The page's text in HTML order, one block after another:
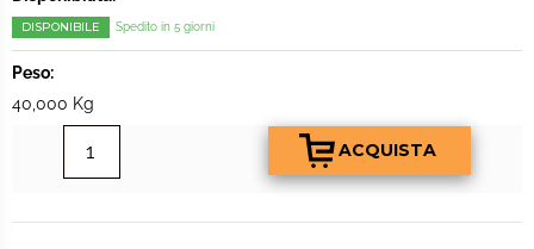
DISPONIBILE Spedito in 5 giorni
Peso:
40,000 Kg